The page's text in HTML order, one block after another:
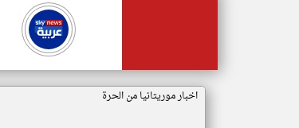
اخبار موريتانيا من الحرة